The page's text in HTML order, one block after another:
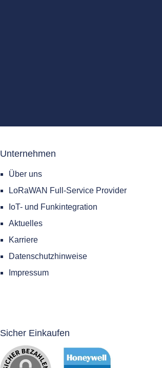
Unternehmen
Über uns
LoRaWAN Full-Service Provider
IoT- und Funkintegration
Aktuelles
Karriere
Datenschutzhinweise
Impressum
Sicher Einkaufen